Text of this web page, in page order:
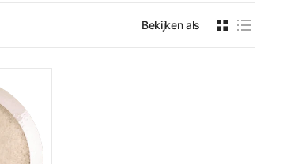
De serie
en
Bekijken als